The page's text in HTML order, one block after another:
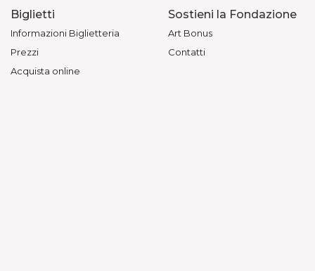
Biglietti
Informazioni Biglietteria
Prezzi
Acquista online
Sostieni la Fondazione
Art Bonus
Contatti